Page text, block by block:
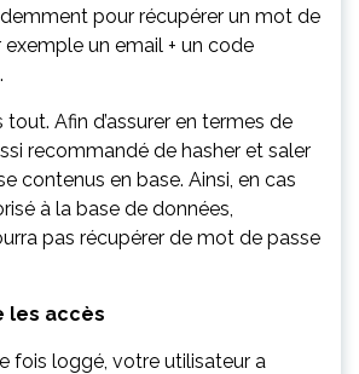
pour récupérer un mot de
exemple un email + un code
tout. Afin d’assurer en termes de
recommandé de hasher et saler
contenus en base. Ainsi, en cas
à la base de données,
pas récupérer de mot de passe
les accès
fois loggé, votre utilisateur a